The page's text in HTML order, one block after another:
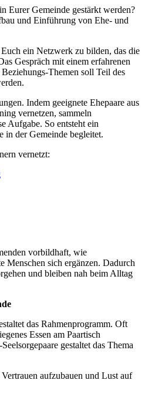
Eurer Gemeinde gestärkt werden?
und Einführung von Ehe- und
ein Netzwerk zu bilden, das die
Gespräch mit einem erfahrenen
Themen soll Teil des
Indem geeignete Ehepaare aus
vernetzen, sammeln
Aufgabe. So entsteht ein
in der Gemeinde begleitet.
vernetzt:
vorbildhaft, wie
Menschen sich ergänzen. Dadurch
und bleiben nah beim Alltag
das Rahmenprogramm. Oft
Essen am Paartisch
gestaltet das Thema
aufzubauen und Lust auf